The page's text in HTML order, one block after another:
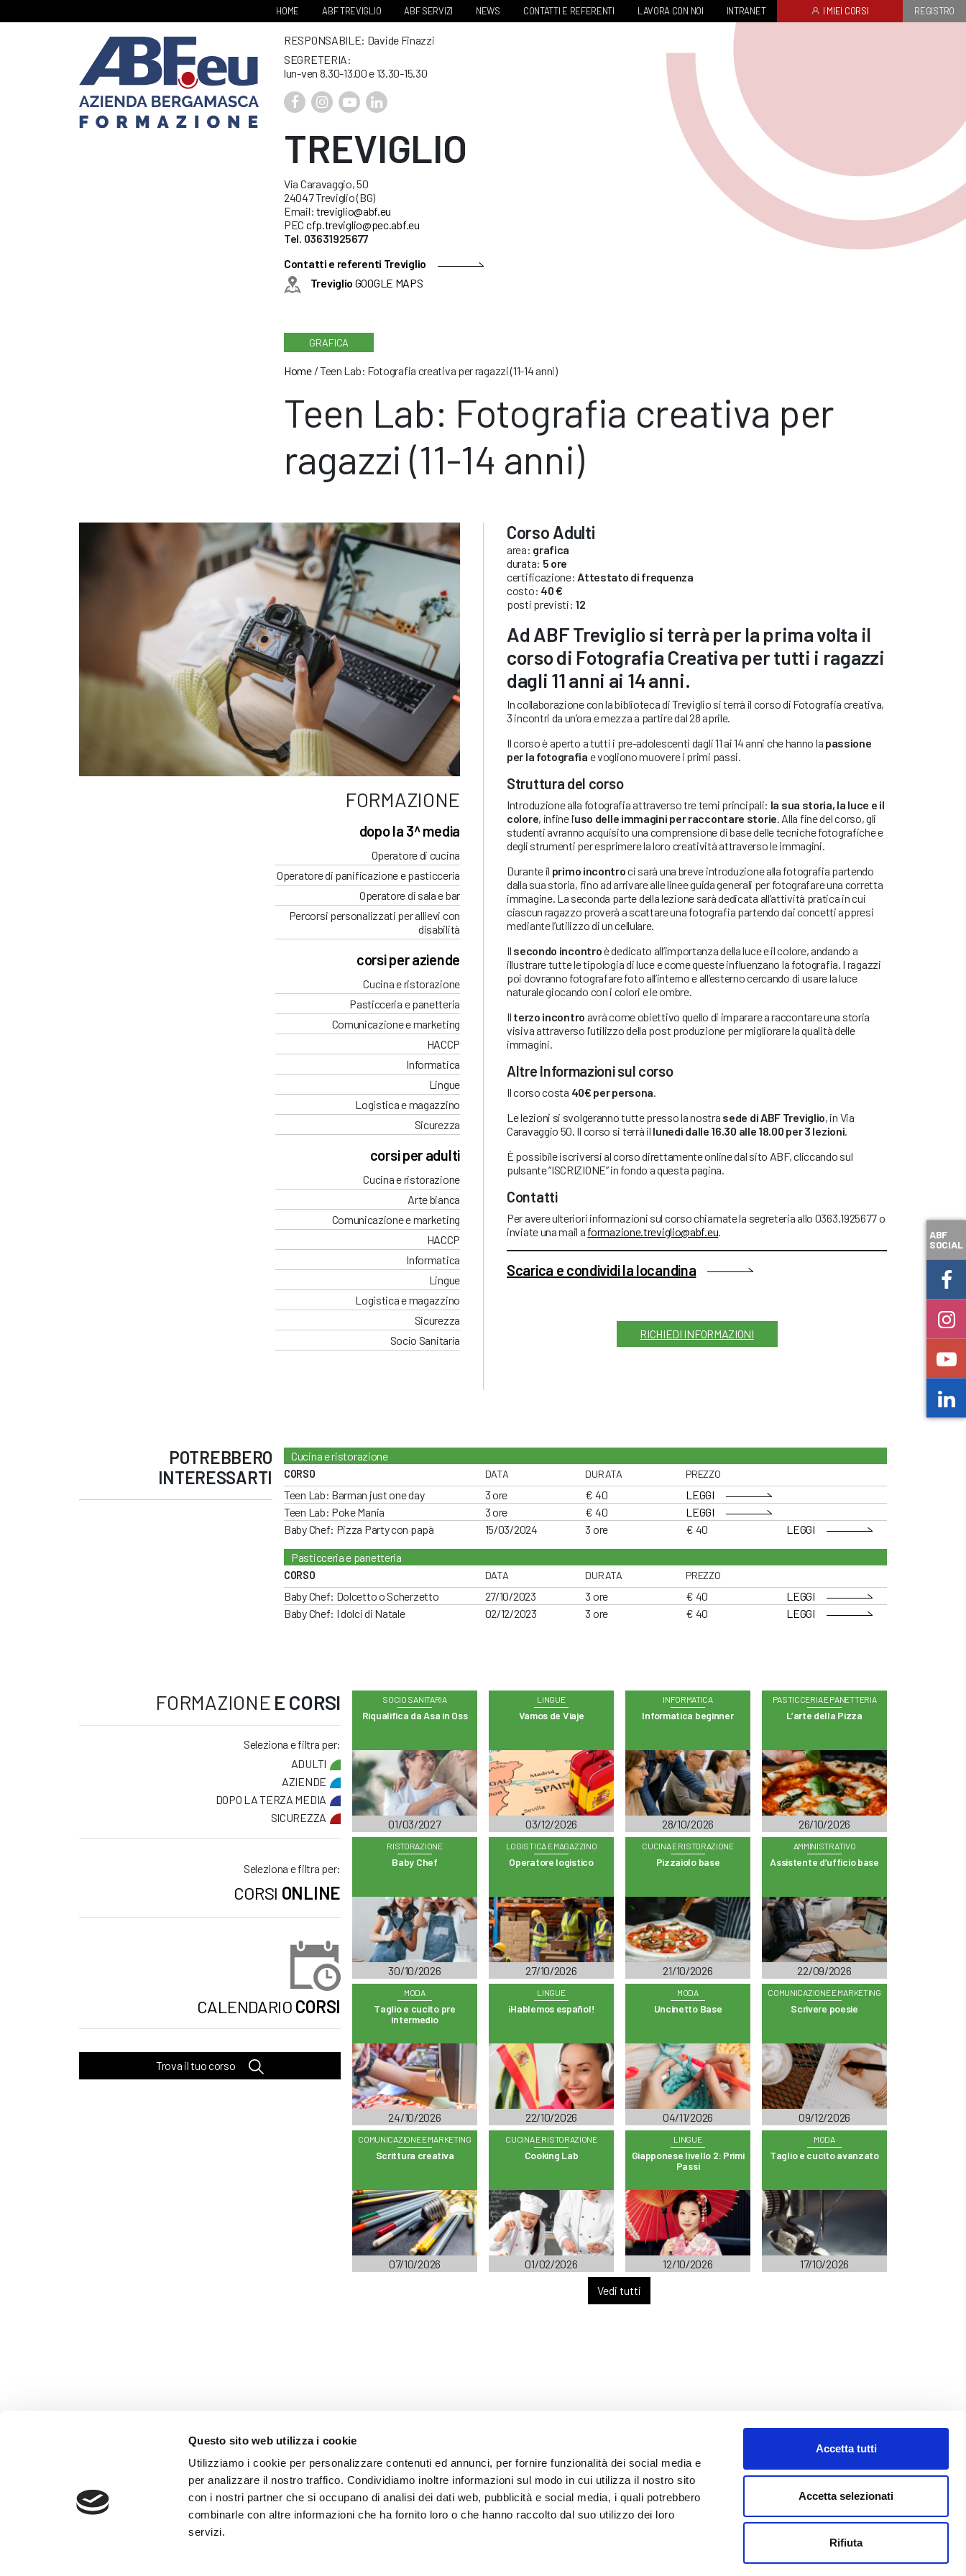
Questo sito web utilizza i cookie
Utilizziamo i cookie per personalizzare contenuti ed annunci, per fornire funzionalità dei social media e
per analizzare il nostro traffico. Condividiamo inoltre informazioni sul modo in cui utilizza il nostro sito
con i nostri partner che si occupano di analisi dei dati web, pubblicità e social media, i quali potrebbero
combinarle con altre informazioni che ha fornito loro o che hanno raccolto dal suo utilizzo dei loro
servizi.
Accetta tutti
Accetta selezionati
Rifiuta
HOME ABF TREVIGLIO ABF SERVIZI NEWS CONTATTI E REFERENTI LAVORA CON NOI INTRANET I MIEI CORSI REGISTRO
RESPONSABILE: Davide Finazzi
SEGRETERIA:
lun-ven 8.30-13.00 e 13.30-15.30
TREVIGLIO
Via Caravaggio, 50
24047 Treviglio (BG)
Email: treviglio@abf.eu
PEC cfp.treviglio@pec.abf.eu
Tel. 03631925677
Contatti e referenti Treviglio
Treviglio GOOGLE MAPS
GRAFICA
Home/Teen Lab: Fotografia creativa per ragazzi (11-14 anni)
Teen Lab: Fotografia creativa per
ragazzi (11-14 anni)
FORMAZIONE
dopo la 3^ media
Operatore di cucina
Operatore di panificazione e pasticceria
Operatore di sala e bar
Percorsi personalizzati per allievi con
disabilità
corsi per aziende
Cucina e ristorazione
Pasticceria e panetteria
Comunicazione e marketing
HACCP
Informatica
Lingue
Logistica e magazzino
Sicurezza
corsi per adulti
Cucina e ristorazione
Arte bianca
Comunicazione e marketing
HACCP
Informatica
Lingue
Logistica e magazzino
Sicurezza
Socio Sanitaria
Corso Adulti
area: grafica
durata: 5 ore
certificazione: Attestato di frequenza
costo: 40 €
posti previsti: 12
Ad ABF Treviglio si terrà per la prima volta il
corso di Fotografia Creativa per tutti i ragazzi
dagli 11 anni ai 14 anni.
In collaborazione con la biblioteca di Treviglio si terrà il corso di Fotografia creativa,
3 incontri da un’ora e mezza a partire dal 28 aprile.
Il corso è aperto a tutti i pre-adolescenti dagli 11 ai 14 anni che hanno la passione
per la fotografia e vogliono muovere i primi passi.
Struttura del corso
Introduzione alla fotografia attraverso tre temi principali: la sua storia, la luce e il
colore, infine l’uso delle immagini per raccontare storie . Alla fine del corso, gli
studenti avranno acquisito una comprensione di base delle tecniche fotografiche e
degli strumenti per esprimere la loro creatività attraverso le immagini.
Durante il primo incontroci sarà una breve introduzione alla fotografia partendo
dalla sua storia, fino ad arrivare alle linee guida generali per fotografare una corretta
immagine. La seconda parte della lezione sarà dedicata all’attività pratica in cui
ciascun ragazzo proverà a scattare una fotografia partendo dai concetti appresi
mediante l’utilizzo di un cellulare.
Il secondo incontroè dedicato all’importanza della luce e il colore, andando a
illustrare tutte le tipologia di luce e come queste influenzano la fotografia. I ragazzi
poi dovranno fotografare foto all’interno e all’esterno cercando di usare la luce
naturale giocando con i colori e le ombre.
Il terzo incontro avrà come obiettivo quello di imparare a raccontare una storia
visiva attraverso l’utilizzo della post produzione per migliorare la qualità delle
immagini.
Altre Informazioni sul corso
Il corso costa 40€ per persona
Le lezioni si svolgeranno tutte presso la nostra sede di ABF Treviglio, in Via
Caravaggio 50. Il corso si terrà il lunedì dalle 16.30 alle 18.00 per 3 lezioni
È possibile iscriversi al corso direttamente online dal sito ABF, cliccando sul
pulsante “ISCRIZIONE” in fondo a questa pagina.
Contatti
Per avere ulteriori informazioni sul corso chiamate la segreteria allo 0363.1925677 o
inviate una mail a formazione.treviglio@abf.eu
Scarica e condividi la locandina
RICHIEDI INFORMAZIONI
POTREBBERO
INTERESSARTI
Cucina e ristorazione
CORSO DATA DURATA PREZZO
Teen Lab: Barman just one day 3 ore € 40
LEGGI
Teen Lab: Poke Mania
3 ore € 40
LEGGI
Baby Chef: Pizza Party con papà
15/03/2024 3 ore € 40 LEGGI
Pasticceria e panetteria
CORSO DATA DURATA PREZZO
Baby Chef: Dolcetto o Scherzetto 27/10/2023 3 ore € 40
LEGGI
Baby Chef: I dolci di Natale
02/12/2023 3 ore € 40 LEGGI
FORMAZIONE E CORSI
Seleziona e filtra per:
ADULTI
AZIENDE
DOPO LA TERZA MEDIA
SICUREZZA
Seleziona e filtra per:
CORSI ONLINE
CALENDARIO CORSI
Trova il tuo corso
SOCIO SANITARIA
Riqualifica da Asa in Oss
01/03/2027
LINGUE
Vamos de Viaje
03/12/2026
INFORMATICA
Informatica beginner
28/10/2026
PASTICCERIA E PANETTERIA
L’arte della Pizza
26/10/2026
RISTORAZIONE
Baby Chef
30/10/2026
LOGISTICA E MAGAZZINO
Operatore logistico
27/10/2026
CUCINA E RISTORAZIONE
Pizzaiolo base
21/10/2026
AMMINISTRATIVO
Assistente d’ufficio base
22/09/2026
MODA
Taglio e cucito pre
intermedio
24/10/2026
LINGUE
¡Hablemos español!
22/10/2026
MODA
Uncinetto Base
04/11/2026
COMUNICAZIONE E MARKETING
Scrivere poesie
09/12/2026
COMUNICAZIONE E MARKETING
Scrittura creativa
07/10/2026
CUCINA E RISTORAZIONE
Cooking Lab
01/02/2026
LINGUE
Giapponese livello 2: Primi
Passi
12/10/2026
MODA
Taglio e cucito avanzato
17/10/2026
Vedi tutti
WHISTLEBLOWING
ABF Azienda Bergamasca Formazione
C.F. e P. IVA 03240540165 - Tel. (035) 3693711 - via Monte Gleno, 2 - I - 24125 Bergamo (BG) - Email: info@abf.eu
ABF
SOCIAL